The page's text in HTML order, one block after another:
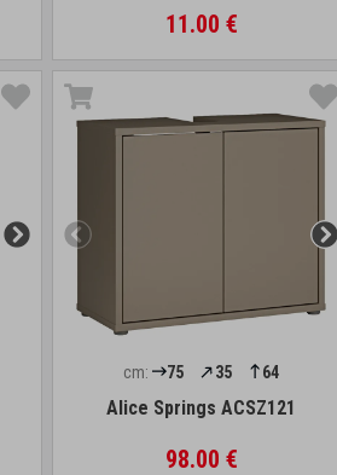
11.00 €
cm: 75 35 64
Alice Springs ACSZ121
98.00 €